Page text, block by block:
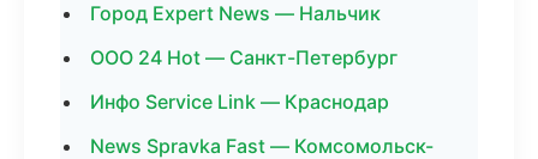
Город Expert News — Нальчик
ООО 24 Hot — Санкт-Петербург
Инфо Service Link — Краснодар
News Spravka Fast — Комсомольск-